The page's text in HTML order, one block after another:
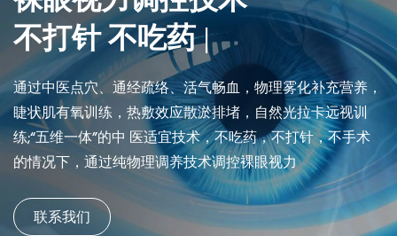
不打|
通过中医点穴、通经疏络、活气畅血，物理雾化补充营养，
睫状肌有氧训练，热敷效应散淤排堵，自然光拉卡远视训
练;“五维一体”的中 医适宜技术，不吃药，不打针，不手术
的情况下，通过纯物理调养技术调控裸眼视力
联系我们